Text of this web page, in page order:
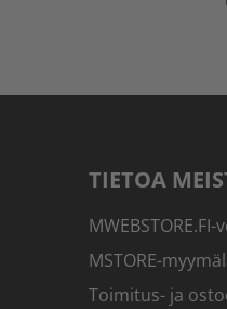
TIETOA
MSTORE-
Toimitus- ja